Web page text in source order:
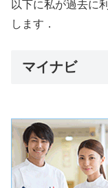
以下に私が過去に
します．
マイナビ